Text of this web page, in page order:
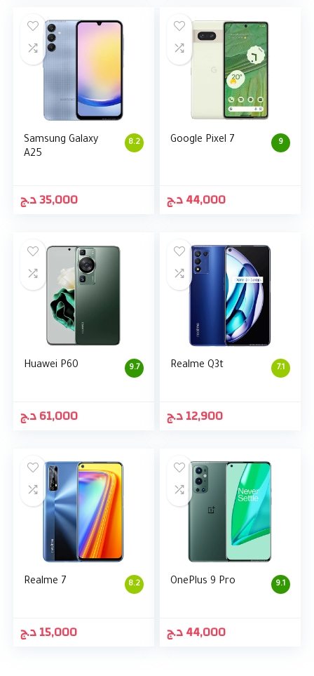
8.2
Samsung Galaxy
A25
35,000د.ج
9
Google Pixel 7
44,000د.ج
9.7
Huawei P60
61,000د.ج
7.1
Realme Q3t
12,900د.ج
8.2
Realme 7
15,000د.ج
9.1
OnePlus 9 Pro
44,000د.ج